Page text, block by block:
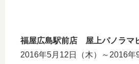
福屋広島駅前店 屋上パノラマ
2016年5月12日（木）～2016年